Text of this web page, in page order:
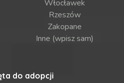
Włocławek
Rzeszów
Zakopane
Inne (wpisz sam)
do adopcji